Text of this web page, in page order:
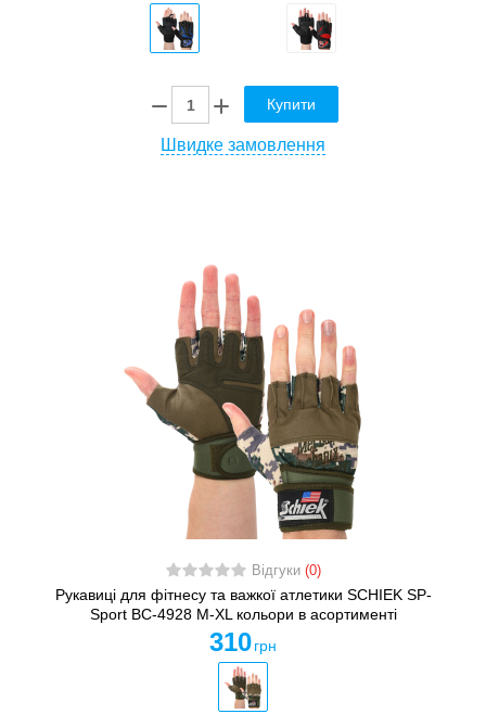
Купити
Швидке замовлення
Відгуки (0)
Рукавиці для фітнесу та важкої атлетики SCHIEK SP-
Sport BC-4928 M-XL кольори в асортименті
310 грн